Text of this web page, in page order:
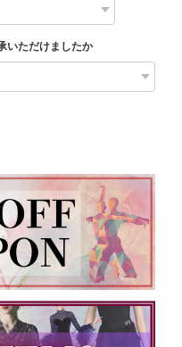
いただけましたか